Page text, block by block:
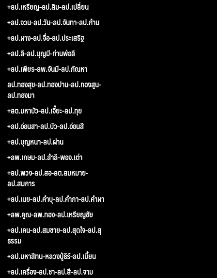
+ลป.เหรียญ-ลป.สิม-ลป.เปลี่ยน
+ลป.จวน-ลป.วัน-ลป.จันทา-ลป.ก้าน
+ลป.ผาง-ลป.จื่อ-ลป.ประเสริฐ
+ลป.ลี-ลป.บุญมี-ท่านพ่อลี
+ลป.เพียร-ลพ.จันมี-ลป.กัณหา
ลป.ทองสุข-ลป.ทองปาน-ลป.ทองสูน-
ลป.ทองมา
+ลต.มหาบัว-ลป.เจี๊ยะ-ลป.ทุย
+ลป.อ่อนสา-ลป.บัว-ลป.อ่อนสี
+ลป.บุญหนา-ลป.ผ่าน
+ลพ.เกษม-ลป.สำลี-พอจ.เต่า
+ลป.พวง-ลป.สอ-ลต.สมหมาย-
ลป.สมภาร
+ลป.เนย-ลป.คำบุ-ลป.คำภา-ลป.คำผา
+ลพ.คูณ-ลพ.ทอง-ลป.เหรียญชัย
+ลป.เคน-ลป.สมชาย-ลป.สุดใจ-ลป.สุ
ธรรม
+ลป.มหาสีทน-หลวงปู่ธีร์-ลป.เมี้ยน
+ลป.เครื่อง-ลป.ชา-ลป.สี-ลป.จาม